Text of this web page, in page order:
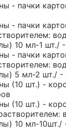
- пачки
- пачки
10 мл-1 шт./
- пачки
5 мл-2 шт./ -
(10 шт.) -
(10 шт.) -
10 мл-10шт./